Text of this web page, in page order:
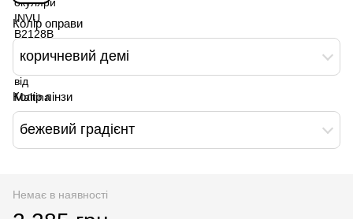
Колір оправи
коричневий демі
Колір лінзи
бежевий градієнт
Немає в наявності